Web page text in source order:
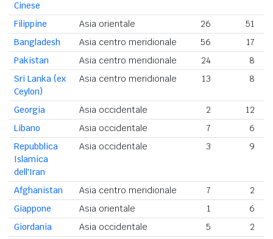
Cinese
Filippine Asia orientale 26
51
Bangladesh
Asia centro meridionale 56
17
Pakistan
Asia centro meridionale 24
8
Sri Lanka (ex
Ceylon)
Asia centro meridionale 13 8
Georgia Asia occidentale 2
12
Libano
Asia occidentale 7
6
Repubblica
Islamica
dell'Iran
Asia occidentale 3 9
Afghanistan Asia centro meridionale 7
2
Giappone
Asia orientale 1
6
Giordania
Asia occidentale 5
2